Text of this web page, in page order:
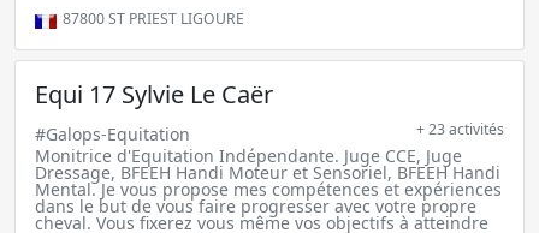
87800ST PRIEST LIGOURE
Equi 17 Sylvie Le Caër
#Galops-Equitation + 23 activités
Monitrice d'Equitation Indépendante. Juge CCE, Juge
Dressage, BFEEH Handi Moteur et Sensoriel, BFEEH Handi
Mental. Je vous propose mes compétences et expériences
dans le but de vous faire progresser avec votre propre
cheval. Vous fixerez vous même vos objectifs à atteindre